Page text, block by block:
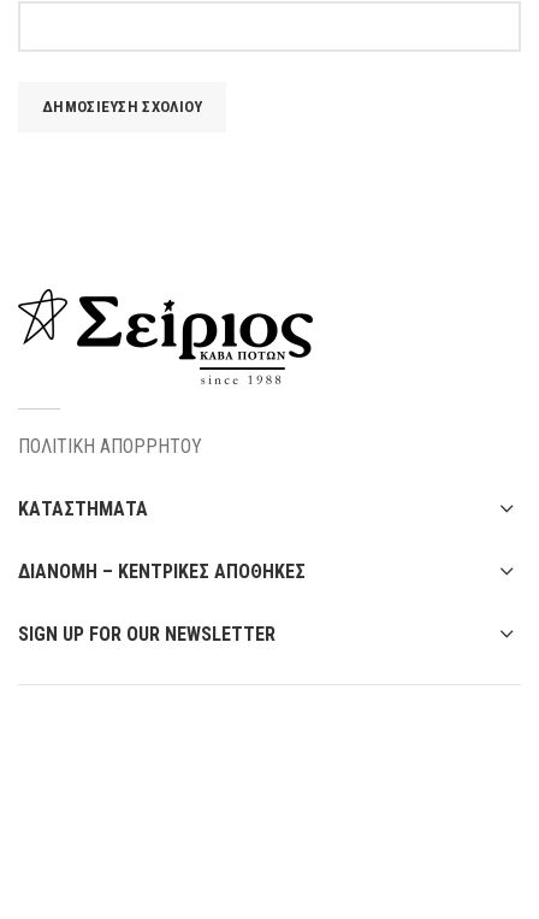
ΠΟΛΙΤΙΚΗ ΑΠΟΡΡΗΤΟΥ
ΚΑΤΑΣΤΗΜΑΤΑ
ΔΙΑΝΟΜΗ – ΚΕΝΤΡΙΚΕΣ ΑΠΟΘΗΚΕΣ
SIGN UP FOR OUR NEWSLETTER